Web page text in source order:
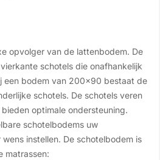
opvolger van de lattenbodem. De
schotels die onafhankelijk
een bodem van 200x90 bestaat de
schotels. De schotels veren
optimale ondersteuning.
schotelbodems uw
instellen. De schotelbodem is
matrassen: